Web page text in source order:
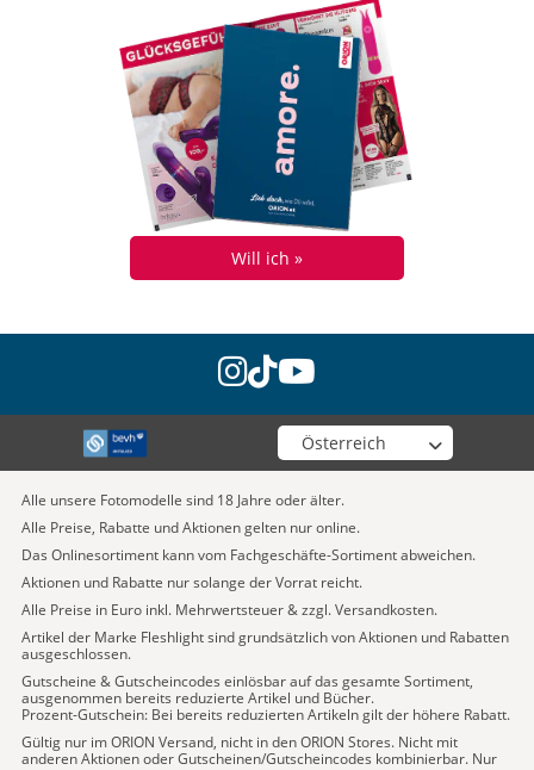
Will ich »
instagram
tiktok
youtube
Wähle deinen Shop
Alle unsere Fotomodelle sind 18 Jahre oder älter.
Alle Preise, Rabatte und Aktionen gelten nur online.
Das Onlinesortiment kann vom Fachgeschäfte-Sortiment abweichen.
Aktionen und Rabatte nur solange der Vorrat reicht.
Alle Preise in Euro inkl. Mehrwertsteuer & zzgl. Versandkosten.
Artikel der Marke Fleshlight sind grundsätzlich von Aktionen und Rabatten
ausgeschlossen.
Gutscheine & Gutscheincodes einlösbar auf das gesamte Sortiment,
ausgenommen bereits reduzierte Artikel und Bücher.
Prozent-Gutschein: Bei bereits reduzierten Artikeln gilt der höhere Rabatt.
Gültig nur im ORION Versand, nicht in den ORION Stores. Nicht mit
anderen Aktionen oder Gutscheinen/Gutscheincodes kombinierbar. Nur